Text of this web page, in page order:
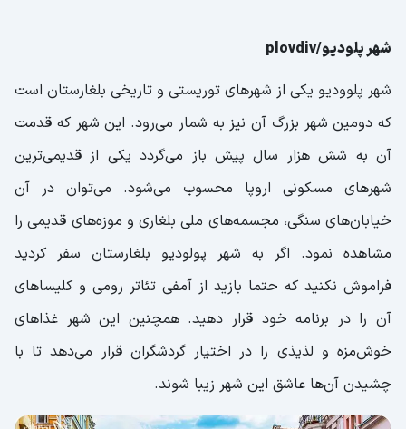
شهر پلودیو/plovdiv
شهر پلوودیو یکی از شهرهای توریستی و تاریخی بلغارستان است
که دومین شهر بزرگ آن نیز به شمار می‌رود. این شهر که قدمت
آن به شش هزار سال پیش باز می‌گردد یکی از قدیمی‌ترین
شهرهای مسکونی اروپا محسوب می‌شود. می‌توان در آن
خیابان‌های سنگی، مجسمه‌های ملی بلغاری و موزه‌های قدیمی را
مشاهده نمود. اگر به شهر پولودیو بلغارستان سفر کردید
فراموش نکنید که حتما بازید از آمفی تئاتر رومی و کلیسا‌های
آن را در برنامه خود قرار دهید. همچنین این شهر غذاهای
خوش‌مزه و لذیذی را در اختیار گردشگران قرار می‌دهد تا با
چشیدن آن‌ها عاشق این شهر زیبا شوند.